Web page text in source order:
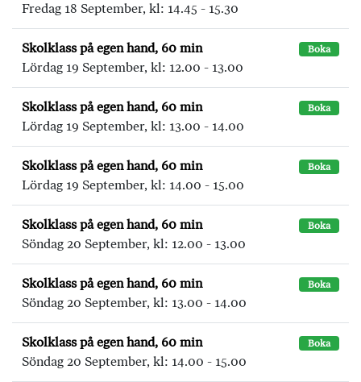
Fredag 18 September, kl: 14.45 - 15.30
Skolklass på egen hand, 60 min Boka
Lördag 19 September, kl: 12.00 - 13.00
Skolklass på egen hand, 60 min Boka
Lördag 19 September, kl: 13.00 - 14.00
Skolklass på egen hand, 60 min Boka
Lördag 19 September, kl: 14.00 - 15.00
Skolklass på egen hand, 60 min Boka
Söndag 20 September, kl: 12.00 - 13.00
Skolklass på egen hand, 60 min Boka
Söndag 20 September, kl: 13.00 - 14.00
Skolklass på egen hand, 60 min Boka
Söndag 20 September, kl: 14.00 - 15.00